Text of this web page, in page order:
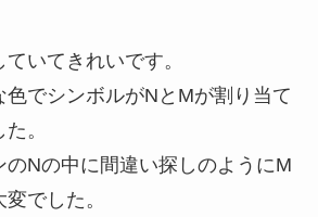
いてきれいです。
色でシンボルがNとMが割り当て
。
のNの中に間違い探しのようにM
でした。